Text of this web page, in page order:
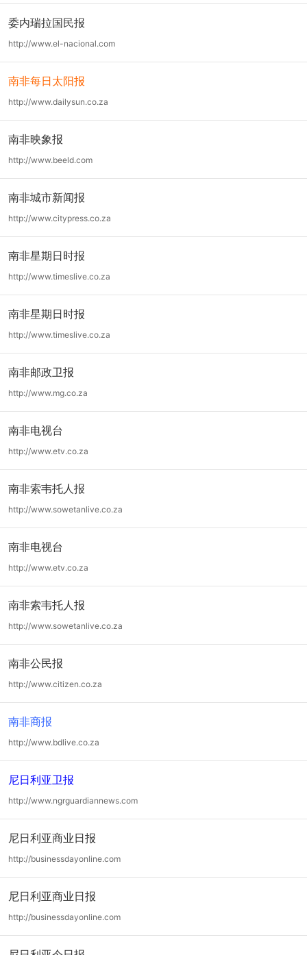
委内瑞拉国民报
http://www.el-nacional.com
南非每日太阳报
http://www.dailysun.co.za
南非映象报
http://www.beeld.com
南非城市新闻报
http://www.citypress.co.za
南非星期日时报
http://www.timeslive.co.za
南非星期日时报
http://www.timeslive.co.za
南非邮政卫报
http://www.mg.co.za
南非电视台
http://www.etv.co.za
南非索韦托人报
http://www.sowetanlive.co.za
南非电视台
http://www.etv.co.za
南非索韦托人报
http://www.sowetanlive.co.za
南非公民报
http://www.citizen.co.za
南非商报
http://www.bdlive.co.za
尼日利亚卫报
http://www.ngrguardiannews.com
尼日利亚商业日报
http://businessdayonline.com
尼日利亚商业日报
http://businessdayonline.com